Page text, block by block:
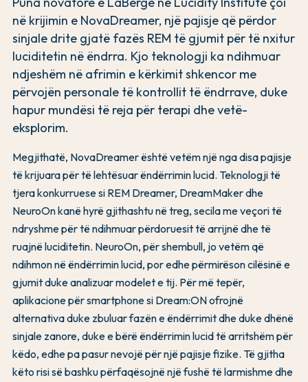
në krijimin e NovaDreamer, një pajisje që përdor
sinjale drite gjatë fazës REM të gjumit për të nxitur
luciditetin në ëndrra. Kjo teknologji ka ndihmuar
ndjeshëm në afrimin e kërkimit shkencor me
përvojën personale të kontrollit të ëndrrave, duke
hapur mundësi të reja për terapi dhe vetë-
eksplorim.
Megjithatë, NovaDreamer është vetëm një nga disa pajisje
të krijuara për të lehtësuar ëndërrimin lucid. Teknologji të
tjera konkurruese si REM Dreamer, DreamMaker dhe
NeuroOn kanë hyrë gjithashtu në treg, secila me veçori të
ndryshme për të ndihmuar përdoruesit të arrijnë dhe të
ruajnë luciditetin. NeuroOn, për shembull, jo vetëm që
ndihmon në ëndërrimin lucid, por edhe përmirëson cilësinë e
gjumit duke analizuar modelet e tij. Për më tepër,
aplikacione për smartphone si Dream:ON ofrojnë
alternativa duke zbuluar fazën e ëndërrimit dhe duke dhënë
sinjale zanore, duke e bërë ëndërrimin lucid të arritshëm për
këdo, edhe pa pasur nevojë për një pajisje fizike. Të gjitha
këto risi së bashku përfaqësojnë një fushë të larmishme dhe